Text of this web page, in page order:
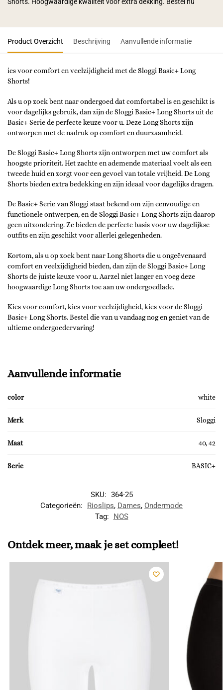
Product Overzicht Beschrijving Aanvullende informatie
ies voor comfort en veelzijdigheid met de Sloggi Basic+ Long
Shorts!
Als u op zoek bent naar ondergoed dat comfortabel is en geschikt is
voor dagelijks gebruik, dan zijn de Sloggi Basic+ Long Shorts uit de
Basic+ Serie de perfecte keuze voor u. Deze Long Shorts zijn
ontworpen met de nadruk op comfort en duurzaamheid.
De Sloggi Basic+ Long Shorts zijn ontworpen met uw comfort als
hoogste prioriteit. Het zachte en ademende materiaal voelt als een
tweede huid en zorgt voor een gevoel van totale vrijheid. De Long
Shorts bieden extra bedekking en zijn ideaal voor dagelijks dragen.
De Basic+ Serie van Sloggi staat bekend om zijn eenvoudige en
functionele ontwerpen, en de Sloggi Basic+ Long Shorts zijn daarop
geen uitzondering. Ze bieden de perfecte basis voor uw dagelijkse
outfits en zijn geschikt voor allerlei gelegenheden.
Kortom, als u op zoek bent naar Long Shorts die u ongeëvenaard
comfort en veelzijdigheid bieden, dan zijn de Sloggi Basic+ Long
Shorts de juiste keuze voor u. Aarzel niet langer en voeg deze
hoogwaardige Long Shorts toe aan uw ondergoedlade.
Kies voor comfort, kies voor veelzijdigheid, kies voor de Sloggi
Basic+ Long Shorts. Bestel die van u vandaag nog en geniet van de
ultieme ondergoedervaring!
Aanvullende informatie
color white
Merk Sloggi
Maat 40, 42
Serie BASIC+
SKU: 364-25
Categorieën:
Rioslips, Dames, Ondermode
Tag:
NOS
Ontdek meer, maak je set compleet!